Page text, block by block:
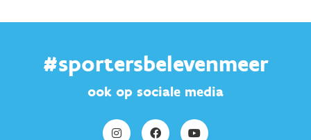
#sportersbelevenmeer
ook op sociale media